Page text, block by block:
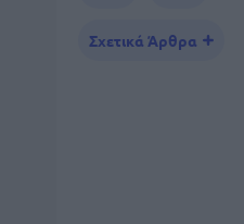
Σχετικά Άρθρα